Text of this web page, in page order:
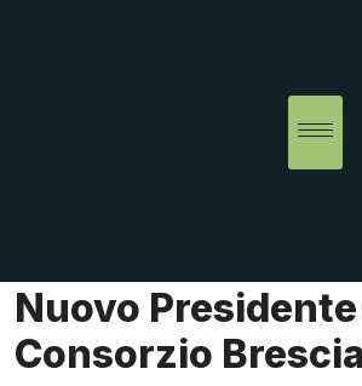
Nuovo
Consorzio